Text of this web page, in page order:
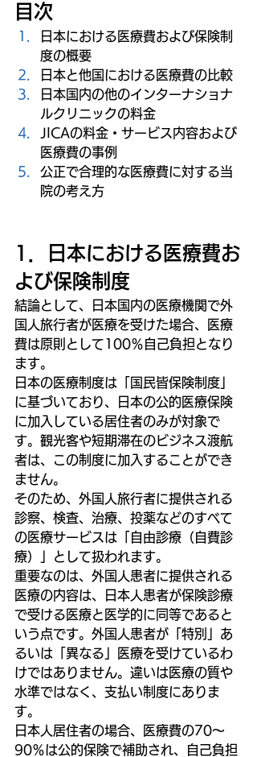
目次
日本における医療費および保険制
度の概要
日本と他国における医療費の比較
日本国内の他のインターナショナ
ルクリニックの料金
JICAの料金・サービス内容および
医療費の事例
公正で合理的な医療費に対する当
院の考え方
1．日本における医療費お
よび保険制度
結論として、日本国内の医療機関で外
国人旅行者が医療を受けた場合、医療
費は原則として100％自己負担となり
ます。
日本の医療制度は「国民皆保険制度」
に基づいており、日本の公的医療保険
に加入している居住者のみが対象で
す。観光客や短期滞在のビジネス渡航
者は、この制度に加入することができ
ません。
そのため、外国人旅行者に提供される
診察、検査、治療、投薬などのすべて
の医療サービスは「自由診療（自費診
療）」として扱われます。
重要なのは、外国人患者に提供される
医療の内容は、日本人患者が保険診療
で受ける医療と医学的に同等であると
いう点です。外国人患者が「特別」あ
るいは「異なる」医療を受けているわ
けではありません。違いは医療の質や
水準ではなく、支払い制度にありま
す。
日本人居住者の場合、医療費の70～
90％は公的保険で補助され、自己負担